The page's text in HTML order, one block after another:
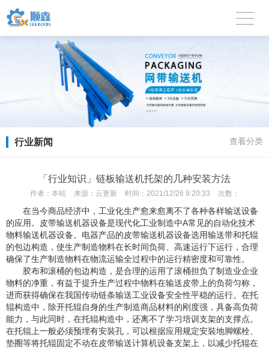
行业新闻 查看分类
「行业知识」链板输送机托架的几种安装方法
作者： 本站 来源： 云更新 时间： 2021/12/26 9:20:33 次数：
在当今商品经济中，工业化生产愈来愈离不了各种各样输送设备
的应用。皮带输送机器设备是现代化工业制造中A常见的自动化技术
物料输送机器设备。电器产品的皮带输送机器设备选用输送带和托辊
的包边构造，使生产制造物料在长时间负荷、高速运行下运行，合理
确保了生产制造物料在物流运输全过程中的运行精密度和可靠性。
胶布和滚桶的包边构造，是合理的运用了滚桶担负了制造业企业
物料的净重，有益于提升生产过程中物料在输送皮带上的负荷匀称，
进而获得确保在我国传动链条输送工业设备安全性平稳的运行。在托
辊构造中，除开托辊自身的生产制造商品材料的刚度强，具备高负荷
能力，与此同时，在托辊构造中，还离不了学习培训支架的支撑点。
在托辊上一般必须预埋有安裝孔，可以根据应用规定安裝地脚螺栓、
垫圈等将托辊固定不动在皮带输送计算机设备支架上，以减少托辊在